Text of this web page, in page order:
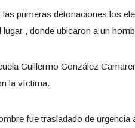
las primeras detonaciones los
lugar , donde ubicaron a un
Guillermo González
la víctima.
fue trasladado de